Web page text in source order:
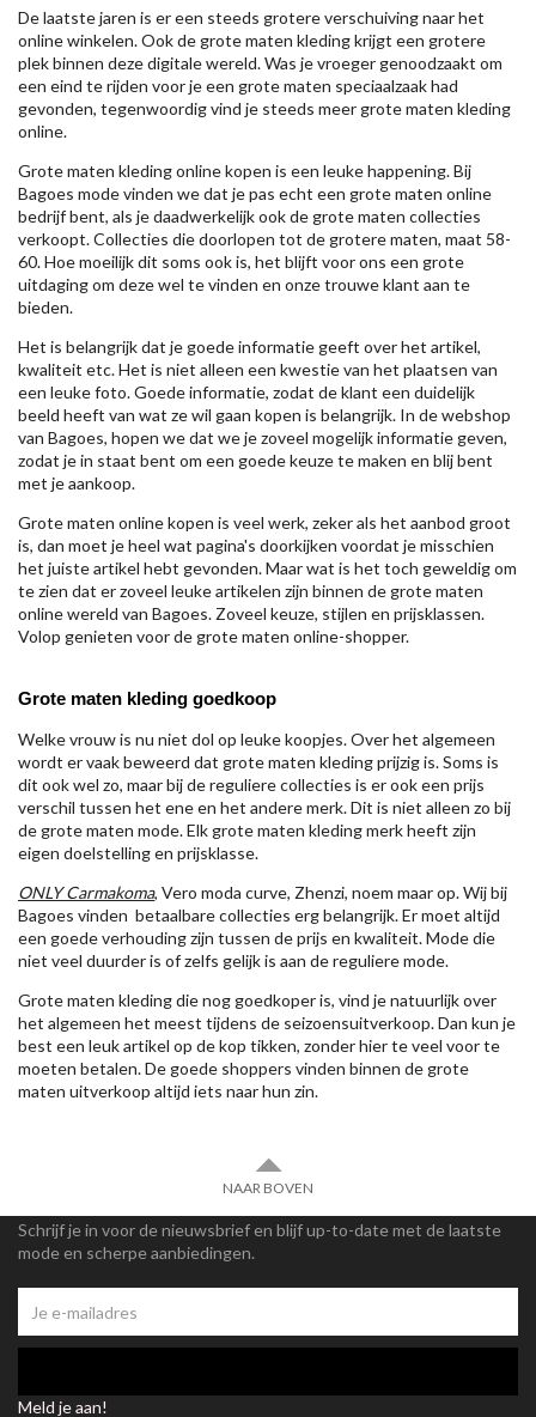
De laatste jaren is er een steeds grotere verschuiving naar het
online winkelen. Ook de grote maten kleding krijgt een grotere
plek binnen deze digitale wereld. Was je vroeger genoodzaakt om
een eind te rijden voor je een grote maten speciaalzaak had
gevonden, tegenwoordig vind je steeds meer grote maten kleding
online.
Grote maten kleding online kopen is een leuke happening. Bij
Bagoes mode vinden we dat je pas echt een grote maten online
bedrijf bent, als je daadwerkelijk ook de grote maten collecties
verkoopt. Collecties die doorlopen tot de grotere maten, maat 58-
60. Hoe moeilijk dit soms ook is, het blijft voor ons een grote
uitdaging om deze wel te vinden en onze trouwe klant aan te
bieden.
Het is belangrijk dat je goede informatie geeft over het artikel,
kwaliteit etc. Het is niet alleen een kwestie van het plaatsen van
een leuke foto. Goede informatie, zodat de klant een duidelijk
beeld heeft van wat ze wil gaan kopen is belangrijk. In de webshop
van Bagoes, hopen we dat we je zoveel mogelijk informatie geven,
zodat je in staat bent om een goede keuze te maken en blij bent
met je aankoop.
Grote maten online kopen is veel werk, zeker als het aanbod groot
is, dan moet je heel wat pagina's doorkijken voordat je misschien
het juiste artikel hebt gevonden. Maar wat is het toch geweldig om
te zien dat er zoveel leuke artikelen zijn binnen de grote maten
online wereld van Bagoes. Zoveel keuze, stijlen en prijsklassen.
Volop genieten voor de grote maten online-shopper.
Grote maten kleding goedkoop
Welke vrouw is nu niet dol op leuke koopjes. Over het algemeen
wordt er vaak beweerd dat grote maten kleding prijzig is. Soms is
dit ook wel zo, maar bij de reguliere collecties is er ook een prijs
verschil tussen het ene en het andere merk. Dit is niet alleen zo bij
de grote maten mode. Elk grote maten kleding merk heeft zijn
eigen doelstelling en prijsklasse.
ONLY Carmakoma, Vero moda curve, Zhenzi, noem maar op. Wij bij
Bagoes vinden betaalbare collecties erg belangrijk. Er moet altijd
een goede verhouding zijn tussen de prijs en kwaliteit. Mode die
niet veel duurder is of zelfs gelijk is aan de reguliere mode.
Grote maten kleding die nog goedkoper is, vind je natuurlijk over
het algemeen het meest tijdens de seizoensuitverkoop. Dan kun je
best een leuk artikel op de kop tikken, zonder hier te veel voor te
moeten betalen. De goede shoppers vinden binnen de grote
maten uitverkoop altijd iets naar hun zin.
NAAR BOVEN
Schrijf je in voor de nieuwsbrief en blijf up-to-date met de laatste
mode en scherpe aanbiedingen.
Meld je aan!